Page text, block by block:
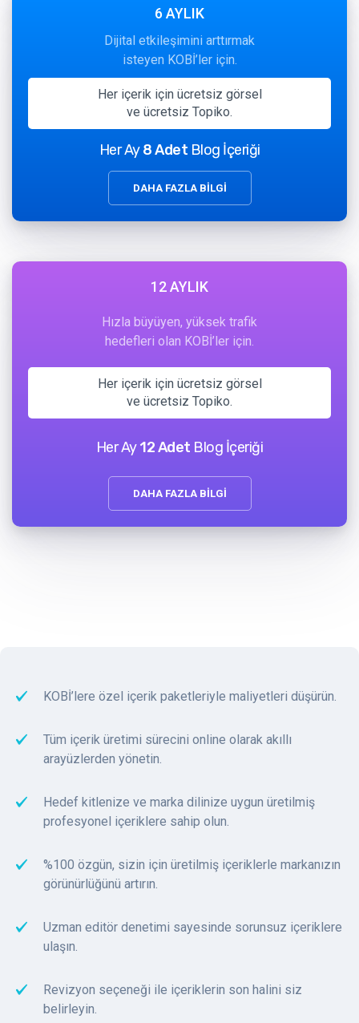
6 AYLIK
Dijital etkileşimini arttırmak
isteyen KOBİ’ler için.
Her içerik için ücretsiz görsel
ve ücretsiz Topiko.
Her Ay8 Adet Blog İçeriği
DAHA FAZLA BİLGİ
12 AYLIK
Hızla büyüyen, yüksek trafik
hedefleri olan KOBİ’ler için.
Her içerik için ücretsiz görsel
ve ücretsiz Topiko.
Her Ay12 Adet Blog İçeriği
DAHA FAZLA BİLGİ
KOBİ’lere özel içerik paketleriyle maliyetleri düşürün.
Tüm içerik üretimi sürecini online olarak akıllı
arayüzlerden yönetin.
Hedef kitlenize ve marka dilinize uygun üretilmiş
profesyonel içeriklere sahip olun.
%100 özgün, sizin için üretilmiş içeriklerle markanızın
görünürlüğünü artırın.
Uzman editör denetimi sayesinde sorunsuz içeriklere
ulaşın.
Revizyon seçeneği ile içeriklerin son halini siz
belirleyin.